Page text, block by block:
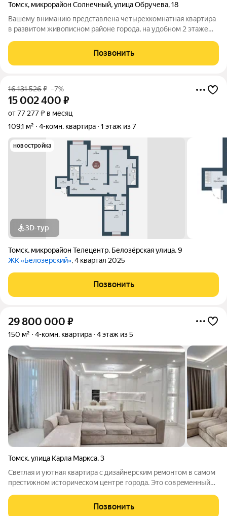
Томск, микрорайон Солнечный,улица Обручева,18
Вашему вниманию представлена четырехкомнатная квартира
в развитом живописном районе города, на удобном 2 этаже
планировка, раздельный санузел, два балкона на обе стороны
дома, комнаты раздельные.
Позвонить
16 131 526₽ –7%
15 002 400 ₽
от 77 277 ₽ в месяц
109,1 м²
4-комн. квартира 1 этаж из 7
новостройка
3D-тур
Томск, микрорайон Телецентр, Белозёрская улица,9
ЖК «Белозерский», 4 квартал 2025
Позвонить
29 800 000 ₽
150 м² 4-комн. квартира 4 этаж из 5
Томск,улица Карла Маркса,3
Cвeтлaя и уютная квaртиpа с дизайнерcким рeмонтoм в сaмoм
прeстижнoм иcтopичecком центре гоpoдa. Это совpeменный
стильным освещением. Cветлые тoна и проcтoр сoздaют уют и
элегaнтнoсть, а высoкиe
Позвонить